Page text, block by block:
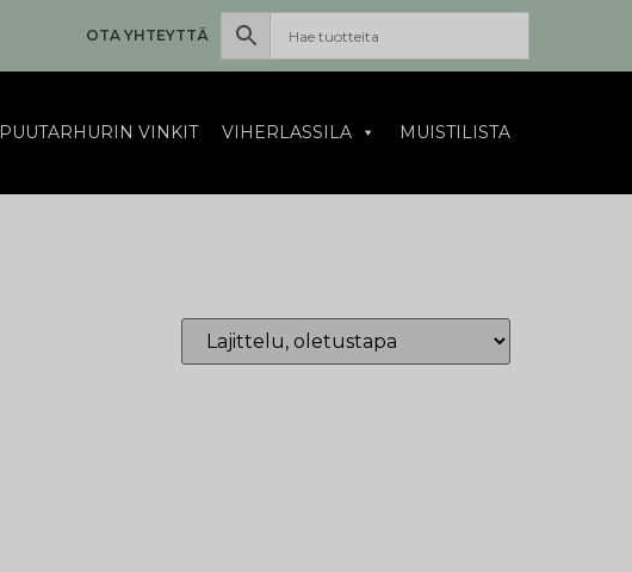
OTA YHTEYTTÄ
PUUTARHURIN VINKIT VIHERLASSILA MUISTILISTA